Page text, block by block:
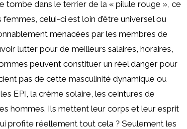
tombe dans le terrier de la « pilule rouge », ce
celui-ci est loin d’être universel ou
menacées par les membres de
lutter pour de meilleurs salaires, horaires,
peuvent constituer un réel danger pour
pas de cette masculinité dynamique ou
EPI, la crème solaire, les ceintures de
hommes. Ils mettent leur corps et leur esprit
profite réellement tout cela ? Seulement les